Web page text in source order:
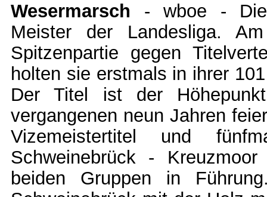
Wesermarsch - wboe - Die
Meister der Landesliga.
Spitzenpartie gegen
holten sie erstmals in ihrer
Der Titel ist der
vergangenen neun Jahren
Vizemeistertitel und
Schweinebrück -
beiden Gruppen in